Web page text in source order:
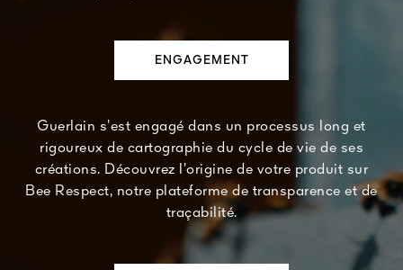
ENGAGEMENT
Guerlain s’est engagé dans un processus long et
rigoureux de cartographie du cycle de vie de ses
créations. Découvrez l’origine de votre produit sur
Bee Respect, notre plateforme de transparence et de
traçabilité.